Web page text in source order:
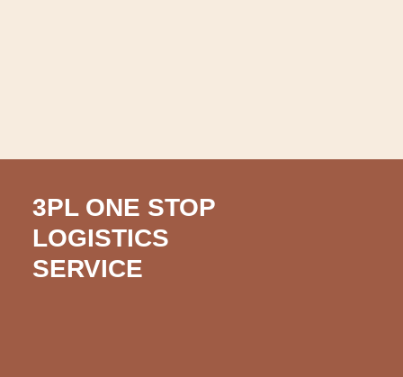
3PL ONE STOP
LOGISTICS
SERVICE